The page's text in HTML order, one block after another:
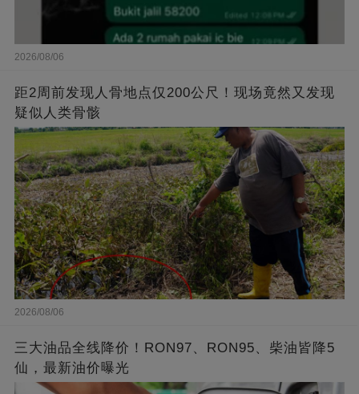
2026/08/06
距2周前发现人骨地点仅200公尺！现场竟然又发现
疑似人类骨骸
2026/08/06
三大油品全线降价！RON97、RON95、柴油皆降5
仙，最新油价曝光